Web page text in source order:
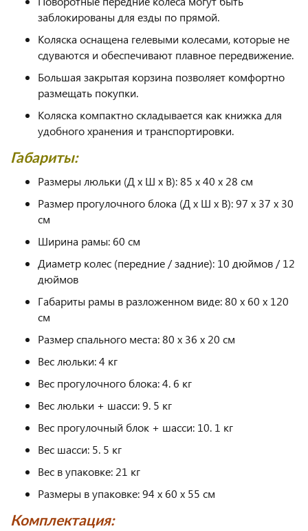
заблокированы для езды по прямой.
Коляска оснащена гелевыми колесами, которые не
сдуваются и обеспечивают плавное передвижение.
Большая закрытая корзина позволяет комфортно
размещать покупки.
Коляска компактно складывается как книжка для
удобного хранения и транспортировки.
Габариты:
Размеры люльки (Д х Ш х В): 85 х 40 х 28 см
Размер прогулочного блока (Д х Ш х В): 97 х 37 х 30
см
Ширина рамы: 60 см
Диаметр колес (передние / задние): 10 дюймов / 12
дюймов
Габариты рамы в разложенном виде: 80 х 60 х 120
см
Размер спального места: 80 х 36 х 20 см
Вес люльки: 4 кг
Вес прогулочного блока: 4. 6 кг
Вес люльки + шасси: 9. 5 кг
Вес прогулочный блок + шасси: 10. 1 кг
Вес шасси: 5. 5 кг
Вес в упаковке: 21 кг
Размеры в упаковке: 94 х 60 х 55 см
Комплектация: